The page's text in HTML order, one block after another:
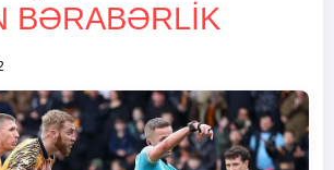
BƏRABƏRLIK